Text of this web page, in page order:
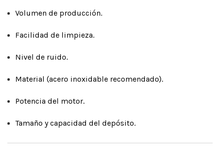
Volumen de producción.
Facilidad de limpieza.
Nivel de ruido.
Material (acero inoxidable recomendado).
Potencia del motor.
Tamaño y capacidad del depósito.